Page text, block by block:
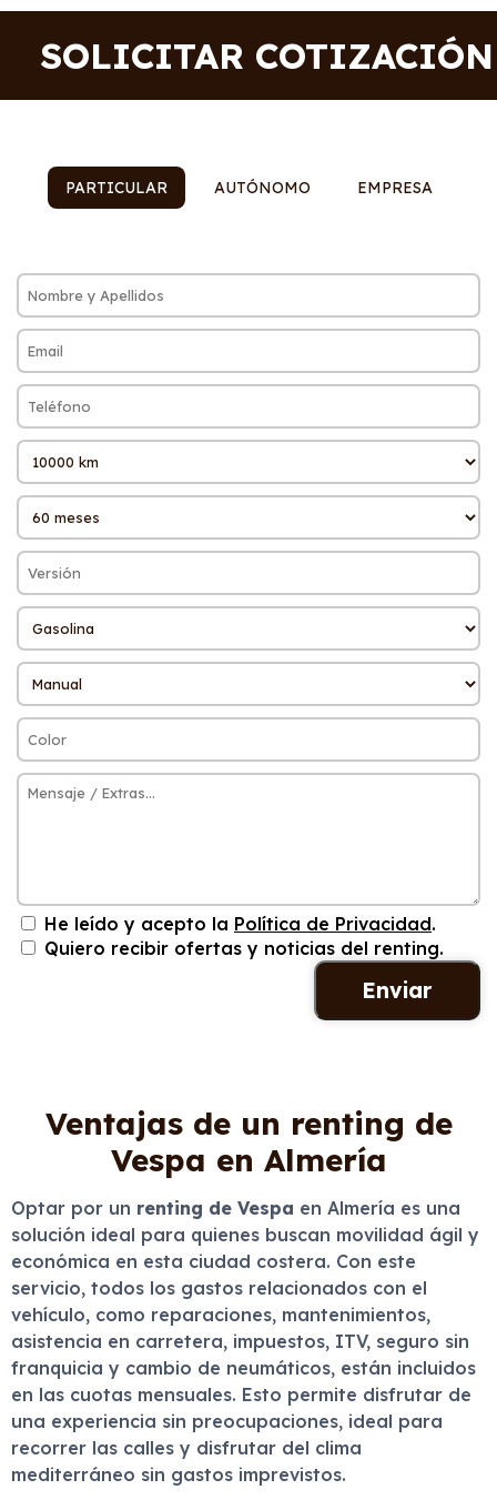
SOLICITAR COTIZACIÓN
PARTICULAR AUTÓNOMO EMPRESA
He leído y acepto la Política de Privacidad.
Quiero recibir ofertas y noticias del renting.
Ventajas de un renting de
Vespa en Almería
Optar por un renting de Vespa en Almería es una
solución ideal para quienes buscan movilidad ágil y
económica en esta ciudad costera. Con este
servicio, todos los gastos relacionados con el
vehículo, como reparaciones, mantenimientos,
asistencia en carretera, impuestos, ITV, seguro sin
franquicia y cambio de neumáticos, están incluidos
en las cuotas mensuales. Esto permite disfrutar de
una experiencia sin preocupaciones, ideal para
recorrer las calles y disfrutar del clima
mediterráneo sin gastos imprevistos.